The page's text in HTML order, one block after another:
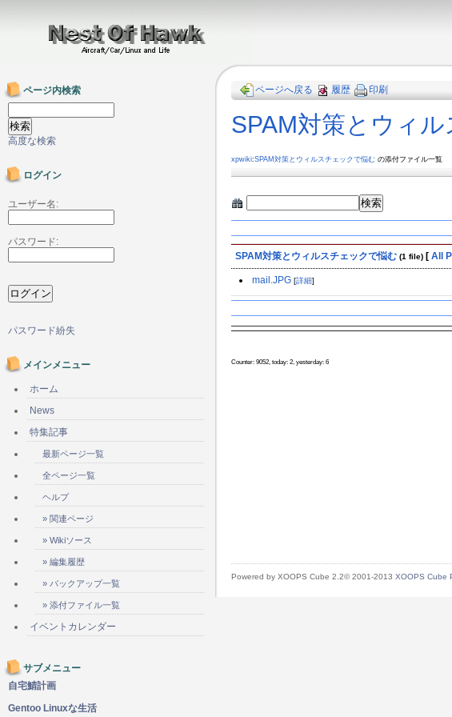
ページへ戻る 履歴 印刷
SPAM対策とウィ
xpwiki:SPAM対策とウィルスチェックで悩むの添付ファイル一覧
SPAM対策とウィルスチェックで悩む(1 file)[ All
mail.JPG [詳細]
Counter: 9052, today: 2, yesterday: 6
Powered by XOOPS Cube 2.2© 2001-2013 XOOPS Cube
ページ内検索
高度な検索
ログイン
ユーザー名:
パスワード:
パスワード紛失
メインメニュー
ホーム
News
特集記事
最新ページ一覧
全ページ一覧
ヘルプ
» 関連ページ
» Wikiソース
» 編集履歴
» バックアップ一覧
» 添付ファイル一覧
イベントカレンダー
サブメニュー
自宅鯖計画
Gentoo Linuxな生活